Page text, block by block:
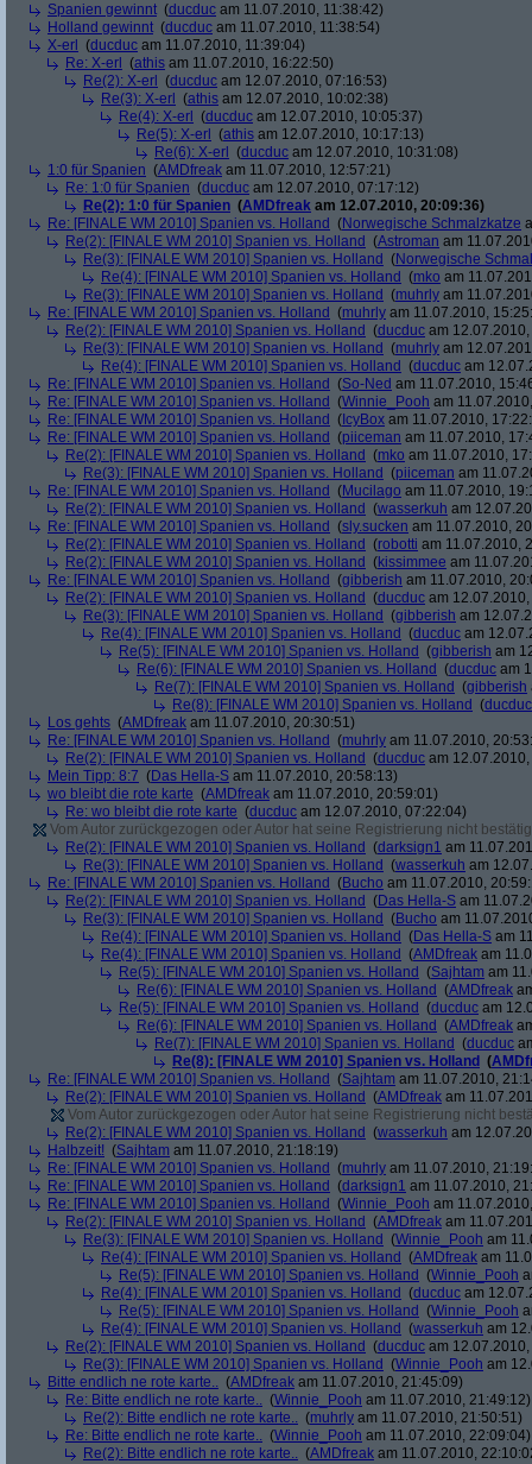
Spanien gewinnt (ducduc am 11.07.2010, 11:38:42)
Holland gewinnt (ducduc am 11.07.2010, 11:38:54)
X-erl
(ducduc am 11.07.2010, 11:39:04)
Re: X-erl
(athis am 11.07.2010, 16:22:50)
Re(2): X-erl
(ducduc am 12.07.2010, 07:16:53)
Re(3): X-erl
(athis am 12.07.2010, 10:02:38)
Re(4): X-erl
(ducduc am 12.07.2010, 10:05:37)
Re(5): X-erl
(athis am 12.07.2010, 10:17:13)
Re(6): X-erl
(ducduc am 12.07.2010, 10:31:08)
1:0 für Spanien (AMDfreak am 11.07.2010, 12:57:21)
Re: 1:0 für Spanien (ducduc am 12.07.2010, 07:17:12)
Re(2): 1:0 für Spanien (AMDfreak am 12.07.2010, 20:09:36)
Re: [FINALE WM 2010] Spanien vs. Holland (Norwegische Schmalzkatze
Re(2): [FINALE WM 2010] Spanien vs. Holland (Astroman am
Re(3): [FINALE WM 2010] Spanien vs. Holland (Norwegische
Re(4): [FINALE WM 2010] Spanien vs. Holland (mko am
Re(3): [FINALE WM 2010] Spanien vs. Holland (muhrly am
Re: [FINALE WM 2010] Spanien vs. Holland (muhrly am 11.07.2010,
Re(2): [FINALE WM 2010] Spanien vs. Holland (ducduc am
Re(3): [FINALE WM 2010] Spanien vs. Holland (muhrly am
Re(4): [FINALE WM 2010] Spanien vs. Holland (ducduc am
Re: [FINALE WM 2010] Spanien vs. Holland (So-Ned am 11.07.2010,
Re: [FINALE WM 2010] Spanien vs. Holland (Winnie_Pooh am
Re: [FINALE WM 2010] Spanien vs. Holland ( IcyBox am 11.07.2010,
Re: [FINALE WM 2010] Spanien vs. Holland (piiceman am 11.07.2010,
Re(2): [FINALE WM 2010] Spanien vs. Holland (mko am 11.07.2010,
Re(3): [FINALE WM 2010] Spanien vs. Holland (piiceman am
Re: [FINALE WM 2010] Spanien vs. Holland (Mucilago am 11.07.2010,
Re(2): [FINALE WM 2010] Spanien vs. Holland (wasserkuh am
Re: [FINALE WM 2010] Spanien vs. Holland (sly.sucken am 11.07.2010,
Re(2): [FINALE WM 2010] Spanien vs. Holland (robotti am 11.07.2010,
Re(2): [FINALE WM 2010] Spanien vs. Holland (kissimmee am
Re: [FINALE WM 2010] Spanien vs. Holland (gibberish am 11.07.2010,
Re(2): [FINALE WM 2010] Spanien vs. Holland (ducduc am
Re(3): [FINALE WM 2010] Spanien vs. Holland (gibberish am
Re(4): [FINALE WM 2010] Spanien vs. Holland (ducduc am
Re(5): [FINALE WM 2010] Spanien vs. Holland (gibberish am
Re(6): [FINALE WM 2010] Spanien vs. Holland (ducduc am
Re(7): [FINALE WM 2010] Spanien vs. Holland (gibberish
Re(8): [FINALE WM 2010] Spanien vs. Holland (ducduc
Los gehts (AMDfreak am 11.07.2010, 20:30:51)
Re: [FINALE WM 2010] Spanien vs. Holland (muhrly am 11.07.2010,
Re(2): [FINALE WM 2010] Spanien vs. Holland (ducduc am
Mein Tipp: 8:7 (Das Hella-S am 11.07.2010, 20:58:13)
wo bleibt die rote karte (AMDfreak am 11.07.2010, 20:59:01)
Re: wo bleibt die rote karte (ducduc am 12.07.2010, 07:22:04)
Vom Autor zurückgezogen oder Autor hat seine Registrierung nicht
Re(2): [FINALE WM 2010] Spanien vs. Holland (darksign1 am
Re(3): [FINALE WM 2010] Spanien vs. Holland (wasserkuh am
Re: [FINALE WM 2010] Spanien vs. Holland (Bucho am 11.07.2010,
Re(2): [FINALE WM 2010] Spanien vs. Holland (Das Hella-S am
Re(3): [FINALE WM 2010] Spanien vs. Holland (Bucho am
Re(4): [FINALE WM 2010] Spanien vs. Holland (Das Hella-S am
Re(4): [FINALE WM 2010] Spanien vs. Holland (AMDfreak am
Re(5): [FINALE WM 2010] Spanien vs. Holland (Sajhtam am
Re(6): [FINALE WM 2010] Spanien vs. Holland (AMDfreak
Re(5): [FINALE WM 2010] Spanien vs. Holland (ducduc am
Re(6): [FINALE WM 2010] Spanien vs. Holland (AMDfreak
Re(7): [FINALE WM 2010] Spanien vs. Holland (ducduc
Re(8): [FINALE WM 2010] Spanien vs. Holland (
Re: [FINALE WM 2010] Spanien vs. Holland (Sajhtam am 11.07.2010,
Re(2): [FINALE WM 2010] Spanien vs. Holland (AMDfreak am
Vom Autor zurückgezogen oder Autor hat seine Registrierung nicht
Re(2): [FINALE WM 2010] Spanien vs. Holland (wasserkuh am
Halbzeit! (Sajhtam am 11.07.2010, 21:18:19)
Re: [FINALE WM 2010] Spanien vs. Holland (muhrly am 11.07.2010,
Re: [FINALE WM 2010] Spanien vs. Holland (darksign1 am 11.07.2010,
Re: [FINALE WM 2010] Spanien vs. Holland (Winnie_Pooh am
Re(2): [FINALE WM 2010] Spanien vs. Holland (AMDfreak am
Re(3): [FINALE WM 2010] Spanien vs. Holland (Winnie_Pooh am
Re(4): [FINALE WM 2010] Spanien vs. Holland (AMDfreak am
Re(5): [FINALE WM 2010] Spanien vs. Holland (Winnie_Pooh
Re(4): [FINALE WM 2010] Spanien vs. Holland (ducduc am
Re(5): [FINALE WM 2010] Spanien vs. Holland (Winnie_Pooh
Re(4): [FINALE WM 2010] Spanien vs. Holland (wasserkuh am
Re(2): [FINALE WM 2010] Spanien vs. Holland (ducduc am
Re(3): [FINALE WM 2010] Spanien vs. Holland (Winnie_Pooh am
Bitte endlich ne rote karte.. (AMDfreak am 11.07.2010, 21:45:09)
Re: Bitte endlich ne rote karte.. (Winnie_Pooh am 11.07.2010, 21:49:12)
Re(2): Bitte endlich ne rote karte.. (muhrly am 11.07.2010, 21:50:51)
Re: Bitte endlich ne rote karte.. (Winnie_Pooh am 11.07.2010, 22:09:04)
Re(2): Bitte endlich ne rote karte.. (AMDfreak am 11.07.2010,